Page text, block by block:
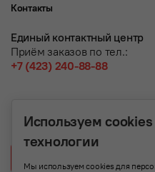
Контакты
Единый контактный центр
Приём заказов по тел.:
+7 (423) 240-88-88
Используем
технологии
Мы используем cookies для